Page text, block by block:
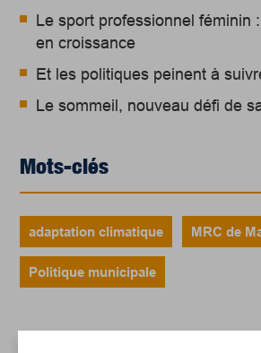
Le sport professionnel féminin
en croissance
Et les politiques peinent à
Le sommeil, nouveau défi de
Mots-clés
adaptation climatique MRC de
Politique municipale